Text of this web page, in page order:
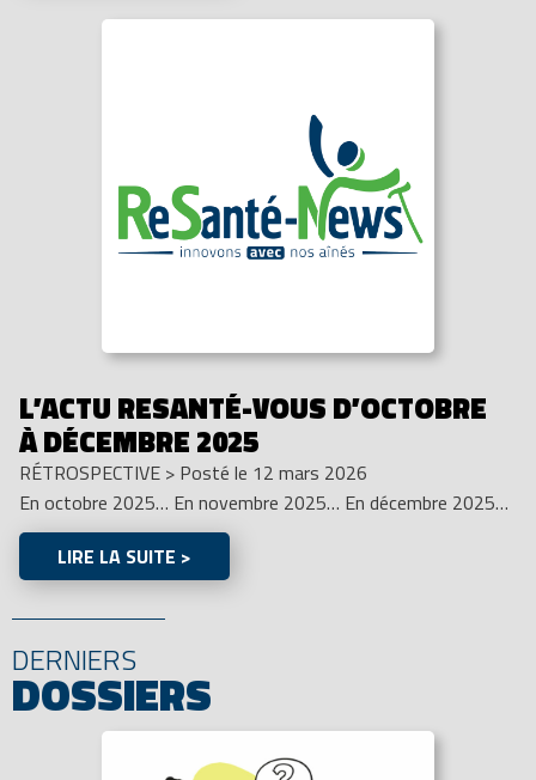
L’ACTU RESANTÉ-VOUS D’OCTOBRE
À DÉCEMBRE 2025
RÉTROSPECTIVE > Posté le 12 mars 2026
En octobre 2025… En novembre 2025… En décembre 2025…
LIRE LA SUITE >
DERNIERS
DOSSIERS